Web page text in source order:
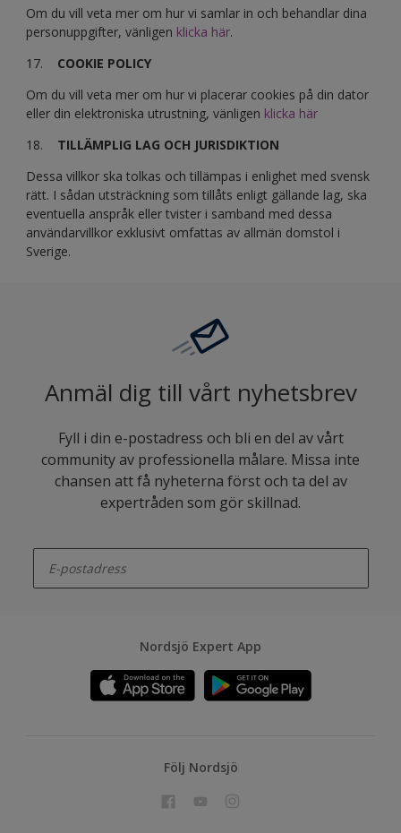
Om du vill veta mer om hur vi samlar in och behandlar dina
personuppgifter, vänligen klicka här.
17. COOKIE POLICY
Om du vill veta mer om hur vi placerar cookies på din dator
eller din elektroniska utrustning, vänligen klicka här
18. TILLÄMPLIG LAG OCH JURISDIKTION
Dessa villkor ska tolkas och tillämpas i enlighet med svensk
rätt. I sådan utsträckning som tillåts enligt gällande lag, ska
eventuella anspråk eller tvister i samband med dessa
användarvillkor exklusivt omfattas av allmän domstol i
Sverige.
Anmäl dig till vårt nyhetsbrev
Fyll i din e-postadress och bli en del av vårt
community av professionella målare. Missa inte
chansen att få nyheterna först och ta del av
expertråden som gör skillnad.
Nordsjö Expert App
Följ Nordsjö